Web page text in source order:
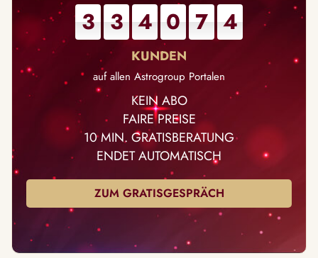
3 3 4 0 7 4
auf allen Astrogroup Portalen
KEIN ABO
FAIRE PREISE
10 MIN. GRATISBERATUNG
ENDET AUTOMATISCH
ZUM GRATISGESPRÄCH